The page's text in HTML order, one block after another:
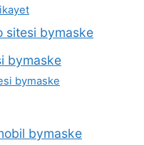
sitesi bymaske
bymaske
bymaske
bymaske